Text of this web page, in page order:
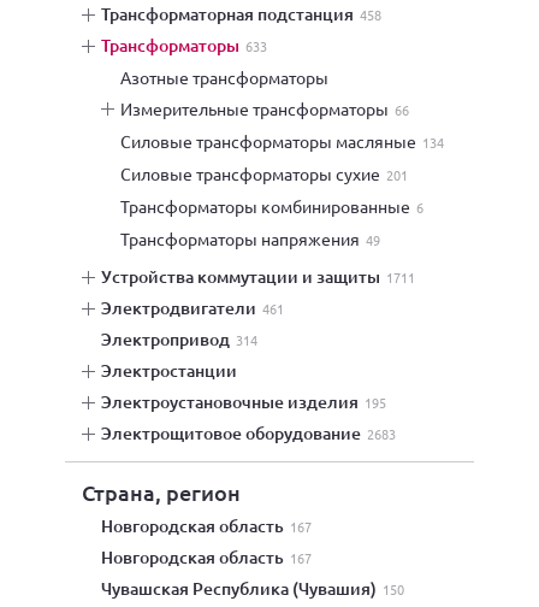
трансформаторная подстанция 458
трансформаторы 633
азотные трансформаторы
измерительные трансформаторы 66
силовые трансформаторы масляные 134
силовые трансформаторы сухие 201
трансформаторы комбинированные 6
трансформаторы напряжения 49
устройства коммутации и защиты 1711
электродвигатели 461
электропривод 314
электростанции
электроустановочные изделия 195
электрощитовое оборудование 2683
Страна, регион
Новгородская область 167
Новгородская область 167
Чувашская Республика (Чувашия) 150